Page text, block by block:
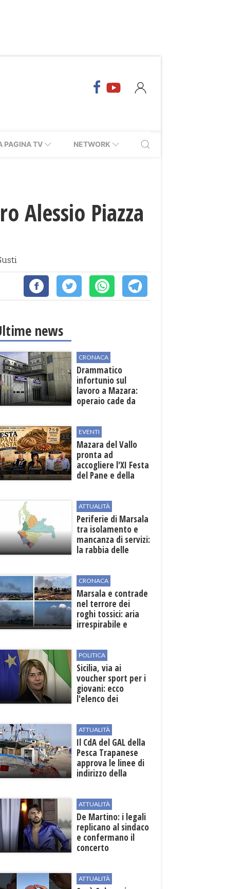
PAGINA TV NETWORK
Alessio Piazza
news
CRONACA
Drammatico
infortunio sul
lavoro a Mazara:
operaio cade da
EVENTI
Mazara del Vallo
pronta ad
accogliere l'XI Festa
del Pane e della
ATTUALITÀ
Periferie di Marsala
tra isolamento e
mancanza di servizi:
la rabbia delle
CRONACA
Marsala e contrade
nel terrore dei
roghi tossici: aria
irrespirabile e
POLITICA
Sicilia, via ai
voucher sport per i
giovani: ecco
l'elenco dei
ATTUALITÀ
Il CdA del GAL della
Pesca Trapanese
approva le linee di
indirizzo della
sviluppo
ATTUALITÀ
De Martino: i legali
replicano al sindaco
e confermano il
concerto
ATTUALITÀ